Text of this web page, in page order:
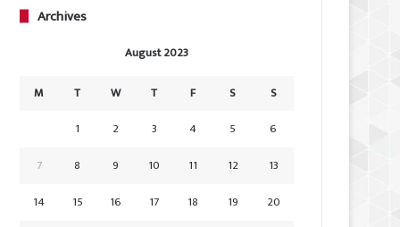
Archives
August 2023
M T W T F S
S
1
2 3 4 5
6
7
8 9 10 11 12
13
14
15 16 17 18 19 20